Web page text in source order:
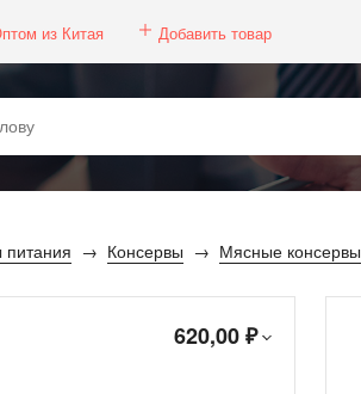
из Китая Добавить товар
питания Консервы Мясные консервы
620,00 ₽